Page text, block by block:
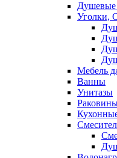
Уголки,
Мебель
Ванны
Унитазы